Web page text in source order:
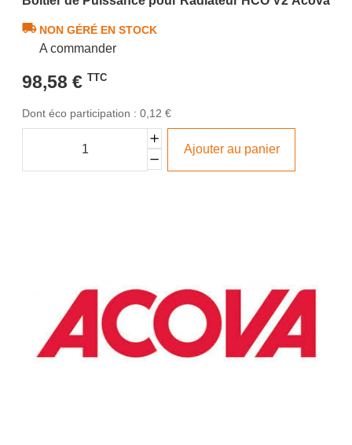
NON GÉRÉ EN STOCK
A commander
98,58 € TTC
Dont éco participation : 0,12 €
Ajouter au panier